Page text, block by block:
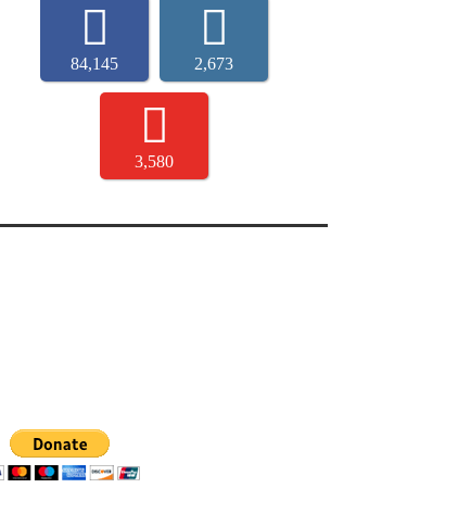
84,145 2,673
3,580